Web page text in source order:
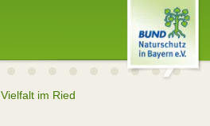
Vielfalt im Ried